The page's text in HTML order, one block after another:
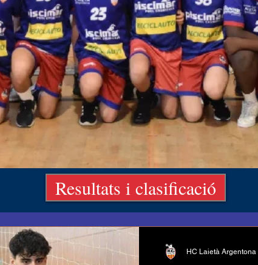
Resultats i clasificació
HC Laietà Argentona